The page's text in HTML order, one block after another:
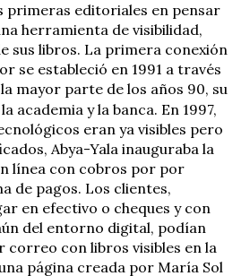
primeras editoriales en pensar
herramienta de visibilidad,
sus libros. La primera conexión
se estableció en 1991 a través
mayor parte de los años 90, su
academia y la banca. En 1997,
eran ya visibles pero
Abya-Yala inauguraba la
línea con cobros por por
de pagos. Los clientes,
en efectivo o cheques y con
del entorno digital, podían
correo con libros visibles en la
página creada por María Sol